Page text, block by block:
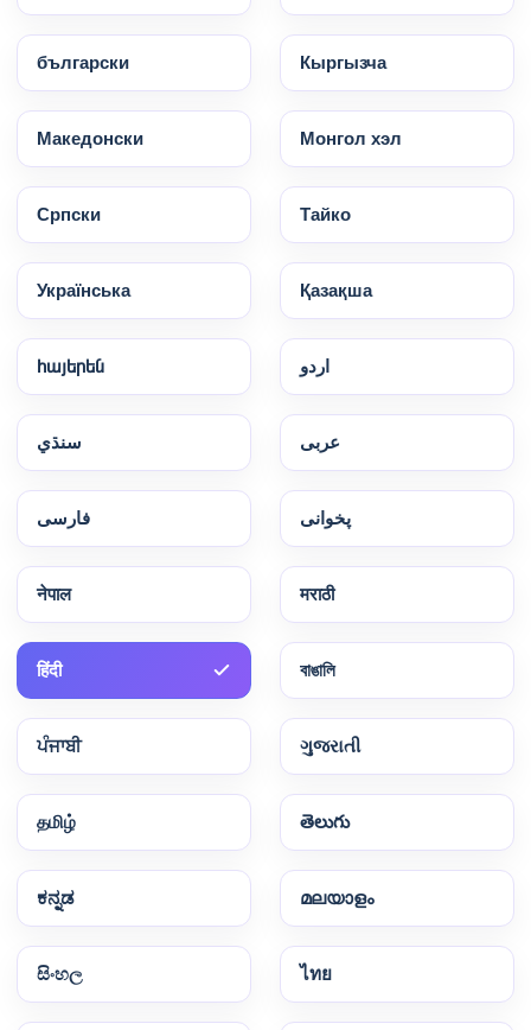
български Кыргызча
Македонски Монгол хэл
Српски Тайко
Українська Қазақша
հայերեն اردو
سنڌي عربى
فارسی پخوانی
नेपाल मराठी
हिंदी বাঙালি
ਪੰਜਾਬੀ ગુજરાતી
தமிழ் తెలుగు
ಕನ್ನಡ മലയാളം
සිංහල ไทย